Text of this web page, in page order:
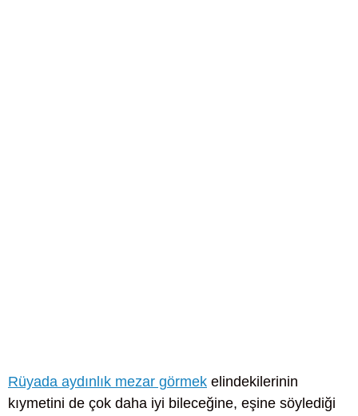
Rüyada aydınlık mezar görmek elindekilerinin
kıymetini de çok daha iyi bileceğine, eşine söylediği